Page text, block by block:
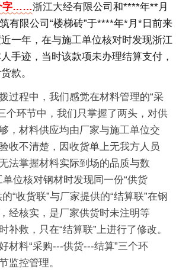
字……浙江大经有限公司和****年**月
有限公司“楼梯砖”于****年*月*日前来
一年，在与施工单位核对时发现浙江
手迹，当时该款项未办理结算支付，
款。
过程中，我们感觉在材料管理的“采
个环节中，我们只掌握了两头，对供
，材料供应均由厂家与施工单位交
收不清楚，因收货单上无我方人员
法掌握材料实际到场的品质与数
位核对钢材时发现同一份“供货
“收货联”与厂家提供的“结算联”在钢
经核实，是厂家供货时未注明等
补救，只在“结算联”上进行了修改。
材料“采购---供货---结算”三个环
监控管理。